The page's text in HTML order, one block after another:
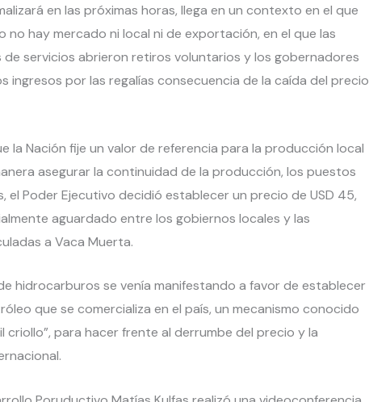
en las próximas horas, llega en un contexto en el que
hay mercado ni local ni de exportación, en el que las
servicios abrieron retiros voluntarios y los gobernadores
ingresos por las regalías consecuencia de la caída del precio
la Nación fije un valor de referencia para la producción local
asegurar la continuidad de la producción, los puestos
el Poder Ejecutivo decidió establecer un precio de USD 45,
aguardado entre los gobiernos locales y las
a Vaca Muerta.
hidrocarburos se venía manifestando a favor de establecer
que se comercializa en el país, un mecanismo conocido
criollo”, para hacer frente al derrumbe del precio y la